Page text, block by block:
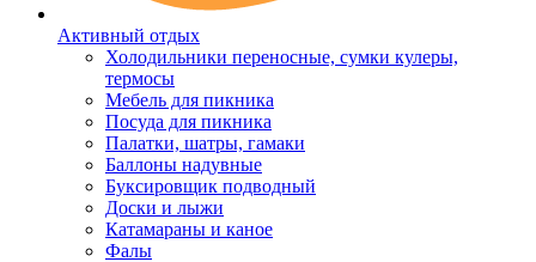
Активный отдых
Холодильники переносные, сумки кулеры,
термосы
Мебель для пикника
Посуда для пикника
Палатки, шатры, гамаки
Баллоны надувные
Буксировщик подводный
Доски и лыжи
Катамараны и каное
Фалы